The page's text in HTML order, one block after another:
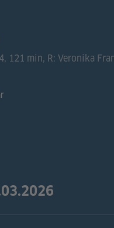
121 min, R: Veronika